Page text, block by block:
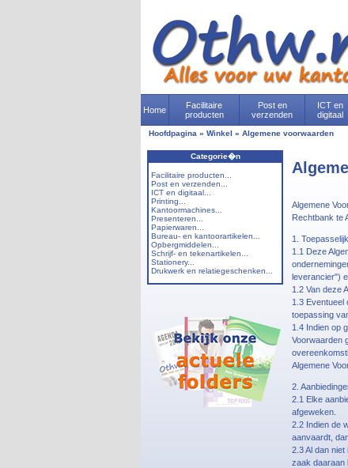
Home
Facilitaire
producten
Post en
verzenden
ICT en
digitaal
Hoofdpagina » Winkel » Algemene voorwaarden
Categorie�n
Facilitaire producten...
Post en verzenden...
ICT en digitaal...
Printing...
Kantoormachines...
Presenteren...
Papierwaren...
Bureau- en kantoorartikelen...
Opbergmiddelen...
Schrijf- en tekenartikelen...
Stationery...
Drukwerk en relatiegeschenken...
Algemene
Rechtbank te
1.
1.1 Deze
leverancier")
1.2 Van deze
1.3 Eventueel
toepassing
1.4 Indien op
Voorwaarden
Algemene
2.
2.1 Elke
afgeweken.
2.2 Indien de
aanvaardt,
2.3 Al dan
zaak daaraan